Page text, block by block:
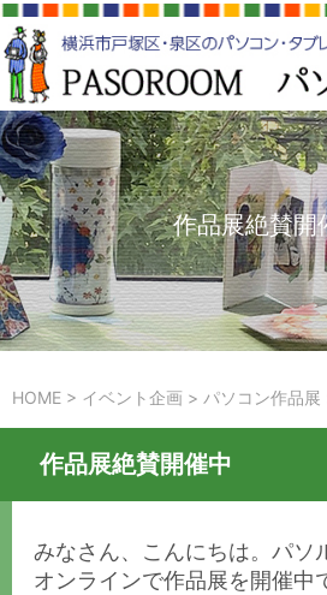
作品展絶賛開
HOME > イベント企画 > パソコン作品展
作品展絶賛開催中
みなさん、こんにちは。パソ
オンラインで作品展を開催中